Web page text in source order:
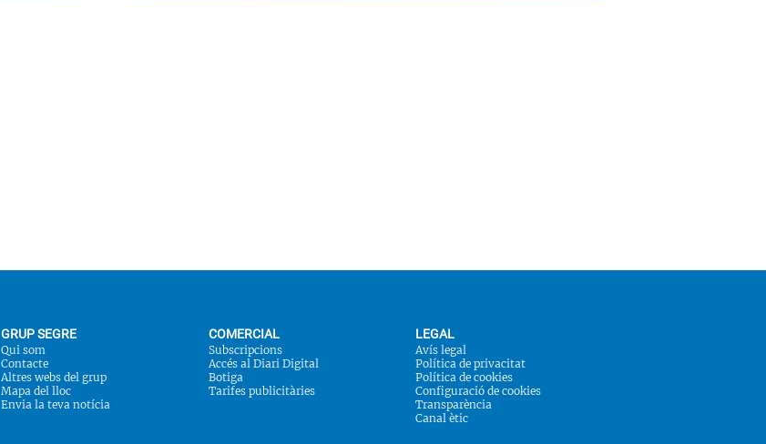
GRUP SEGRE
Qui som
Contacte
Altres webs del grup
Mapa del lloc
Envia la teva notícia
COMERCIAL
Subscripcions
Accés al Diari Digital
Botiga
Tarifes publicitàries
LEGAL
Avís legal
Política de privacitat
Política de cookies
Configuració de cookies
Transparència
Canal ètic